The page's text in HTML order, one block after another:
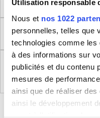
Utilisation responsable
Nous et nos 1022
personnelles, telles que
technologies comme
à des informations sur
publicités et du contenu
mesures de
ainsi que de réaliser des
ainsi le développement
Retour
Règlement (UE)
Générale des Produits
BLEUCERISE